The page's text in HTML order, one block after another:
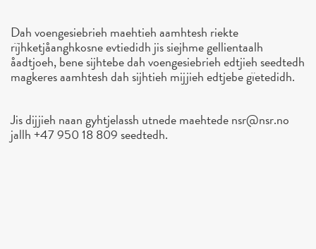
Dah voengesiebrieh maehtieh aamhtesh riekte
rïjhketjåanghkosne evtiedidh jis siejhme gellientaalh
åadtjoeh, bene sijhtebe dah voengesiebrieh edtjieh seedtedh
magkeres aamhtesh dah sijhtieh mijjieh edtjebe gïetedidh.
Jis dijjieh naan gyhtjelassh utnede maehtede nsr@nsr.no
jallh +47 950 18 809 seedtedh.